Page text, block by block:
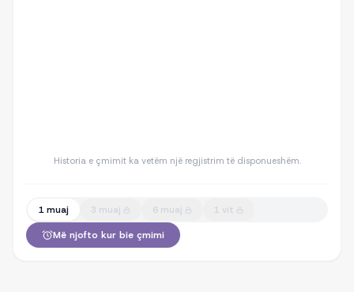
Historia e çmimit ka vetëm një regjistrim të disponueshëm.
1 muaj 3 muaj 6 muaj 1 vit
Më njofto kur bie çmimi